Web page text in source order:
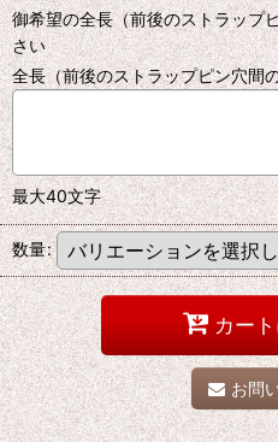
御希望の全長（前後のストラップ
さい
全長（前後のストラップピン穴間
最大40文字
数量:
カー
お問